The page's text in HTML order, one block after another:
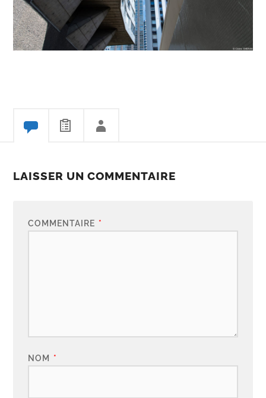
LAISSER UN COMMENTAIRE
COMMENTAIRE *
NOM *